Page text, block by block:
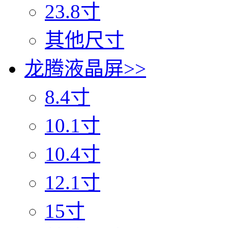
23.8寸
其他尺寸
龙腾液晶屏>>
8.4寸
10.1寸
10.4寸
12.1寸
15寸